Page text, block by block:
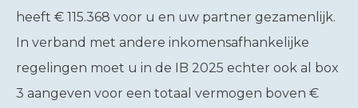
heeft € 115.368 voor u en uw partner gezamenlijk.
In verband met andere inkomensafhankelijke
regelingen moet u in de IB 2025 echter ook al box
3 aangeven voor een totaal vermogen boven €